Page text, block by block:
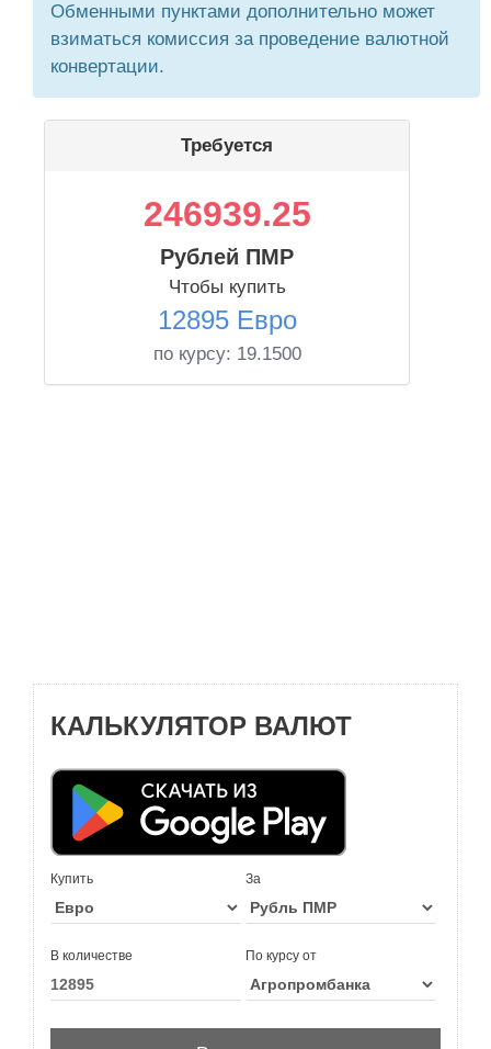
Обменными пунктами дополнительно может
взиматься комиссия за проведение валютной
конвертации.
Требуется
246939.25
Рублей ПМР
Чтобы купить
12895 Евро
по курсу: 19.1500
КАЛЬКУЛЯТОР ВАЛЮТ
Купить За
В количестве По курсу от